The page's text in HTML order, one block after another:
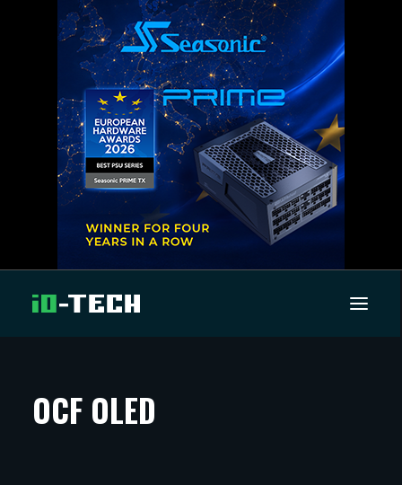
ARTIKKELIT
OCF OLED